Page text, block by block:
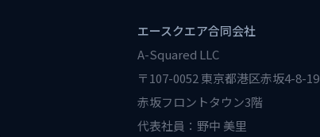
エースクエア合同会社
A-Squared LLC
〒107-0052 東京都港区赤坂4-8-19
赤坂フロントタウン3階
代表社員：野中 美里